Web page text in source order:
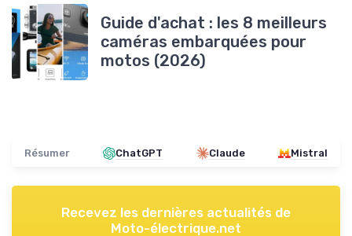
Guide d'achat : les 8 meilleurs
caméras embarquées pour
motos (2026)
Résumer ChatGPT Claude Mistral
Recevez les dernières actualités de
Moto-électrique.net